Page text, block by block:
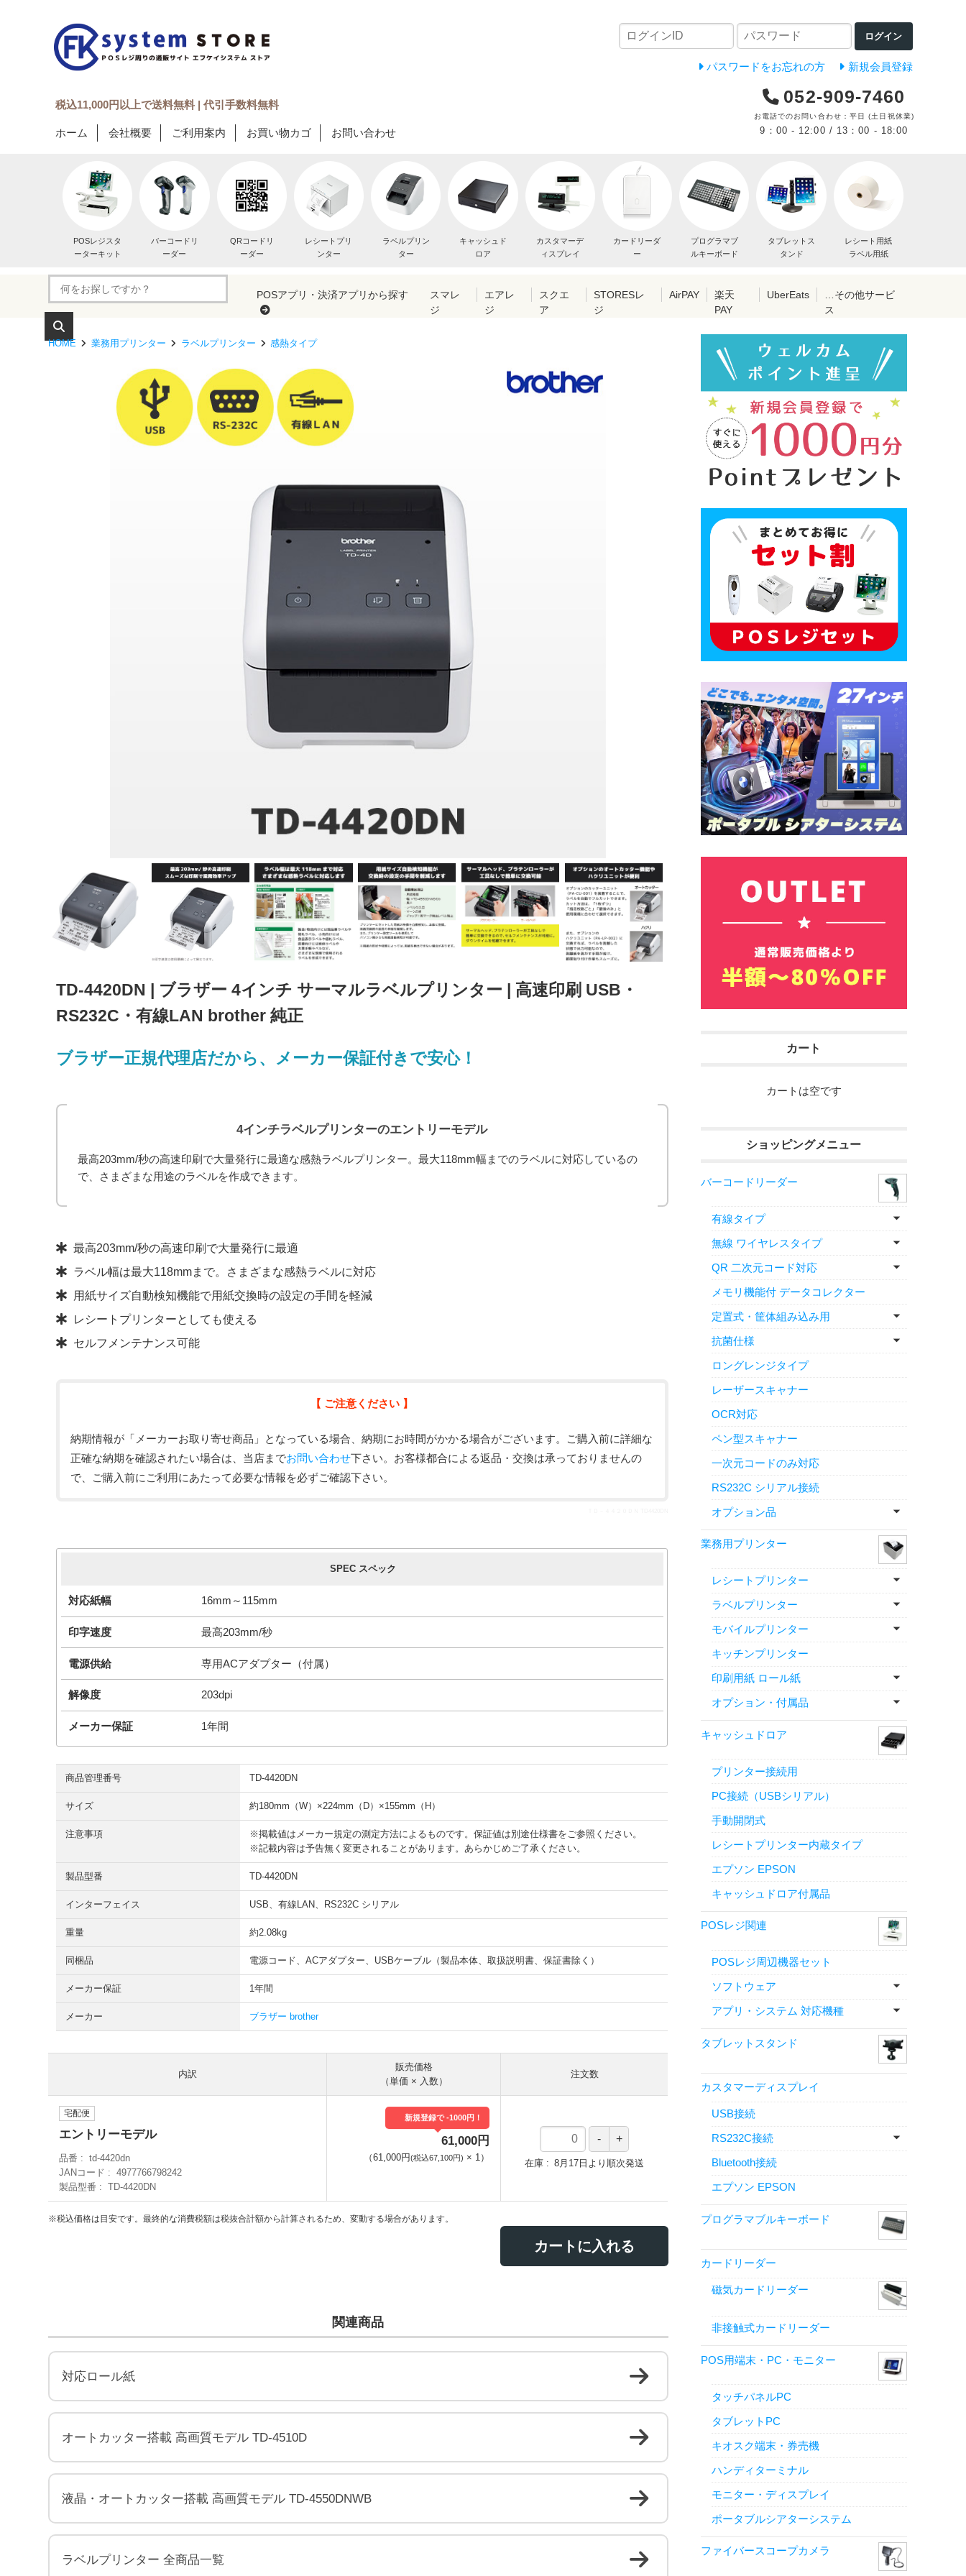
ログイン
パスワードをお忘れの方 新規会員登録
税込11,000円以上で送料無料 | 代引手数料無料
ホーム 会社概要 ご利用案内 お買い物カゴ お問い合わせ
052-909-7460
お電話でのお問い合わせ：平日 (土日祝休業)
9：00 - 12:00 / 13：00 - 18:00
POSレジスタ
ーターキット
バーコードリ
ーダー
QRコードリ
ーダー
レシートプリ
ンター
ラベルプリン
ター
キャッシュド
ロア
カスタマーデ
ィスプレイ
カードリーダ
ー
プログラマブ
ルキーボード
タブレットス
タンド
レシート用紙
ラベル用紙
POSアプリ・決済アプリから探す
スマレ
ジ
エアレ
ジ
スクエ
ア
STORESレ
ジ
AirPAY
楽天
PAY
UberEats
…その他サービ
ス
HOME 業務用プリンター ラベルプリンター 感熱タイプ
TD-4420DN | ブラザー 4インチ サーマルラベルプリンター | 高速印刷 USB・
RS232C・有線LAN brother 純正
ブラザー正規代理店だから、メーカー保証付きで安心！
4インチラベルプリンターのエントリーモデル
最高203mm/秒の高速印刷で大量発行に最適な感熱ラベルプリンター。最大118mm幅までのラベルに対応しているの
で、さまざまな用途のラベルを作成できます。
最高203mm/秒の高速印刷で大量発行に最適
ラベル幅は最大118mmまで。さまざまな感熱ラベルに対応
用紙サイズ自動検知機能で用紙交換時の設定の手間を軽減
レシートプリンターとしても使える
セルフメンテナンス可能
【 ご注意ください 】
納期情報が「メーカーお取り寄せ商品」となっている場合、納期にお時間がかかる場合がございます。ご購入前に詳細な
正確な納期を確認されたい場合は、当店までお問い合わせ下さい。お客様都合による返品・交換は承っておりませんの
で、ご購入前にご利用にあたって必要な情報を必ずご確認下さい。
SPEC スペック
対応紙幅 16mm～115mm
印字速度 最高203mm/秒
電源供給 専用ACアダプター（付属）
解像度 203dpi
メーカー保証 1年間
商品管理番号 TD-4420DN
サイズ 約180mm（W）×224mm（D）×155mm（H）
注意事項
※掲載値はメーカー規定の測定方法によるものです。保証値は別途仕様書をご参照ください。
※記載内容は予告無く変更されることがあります。あらかじめご了承ください。
製品型番 TD-4420DN
インターフェイス USB、有線LAN、RS232C シリアル
重量 約2.08kg
同梱品 電源コード、ACアダプター、USBケーブル（製品本体、取扱説明書、保証書除く）
メーカー保証 1年間
メーカー ブラザー brother
内訳
販売価格
（単価 × 入数）
注文数
宅配便
エントリーモデル
品番
td-4420dn
JANコード
4977766798242
製品型番
TD-4420DN
新規登録で -1000円！
61,000円
（61,000円(税込67,100円) × 1）
在庫 8月17日より順次発送
※税込価格は目安です。最終的な消費税額は税抜合計額から計算されるため、変動する場合があります。
カートに入れる
関連商品
対応ロール紙
オートカッター搭載 高画質モデル TD-4510D
液晶・オートカッター搭載 高画質モデル TD-4550DNWB
ラベルプリンター 全商品一覧
カート
カートは空です
ショッピングメニュー
バーコードリーダー
有線タイプ
無線 ワイヤレスタイプ
QR 二次元コード対応
メモリ機能付 データコレクター
定置式・筐体組み込み用
抗菌仕様
ロングレンジタイプ
レーザースキャナー
OCR対応
ペン型スキャナー
一次元コードのみ対応
RS232C シリアル接続
オプション品
業務用プリンター
レシートプリンター
ラベルプリンター
モバイルプリンター
キッチンプリンター
印刷用紙 ロール紙
オプション・付属品
キャッシュドロア
プリンター接続用
PC接続（USBシリアル）
手動開閉式
レシートプリンター内蔵タイプ
エプソン EPSON
キャッシュドロア付属品
POSレジ関連
POSレジ周辺機器セット
ソフトウェア
アプリ・システム 対応機種
タブレットスタンド
カスタマーディスプレイ
USB接続
RS232C接続
Bluetooth接続
エプソン EPSON
プログラマブルキーボード
カードリーダー
磁気カードリーダー
非接触式カードリーダー
POS用端末・PC・モニター
タッチパネルPC
タブレットPC
キオスク端末・券売機
ハンディターミナル
モニター・ディスプレイ
ポータブルシアターシステム
ファイバースコープカメラ